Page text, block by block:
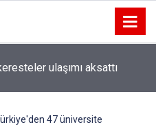
ulaşımı aksattı
47 üniversite